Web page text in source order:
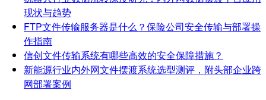
现状与趋势
FTP文件传输服务器是什么？保险公司安全传输与部署操
作指南
信创文件传输系统有哪些高效的安全保障措施？
新能源行业内外网文件摆渡系统选型测评，附头部企业跨
网部署案例